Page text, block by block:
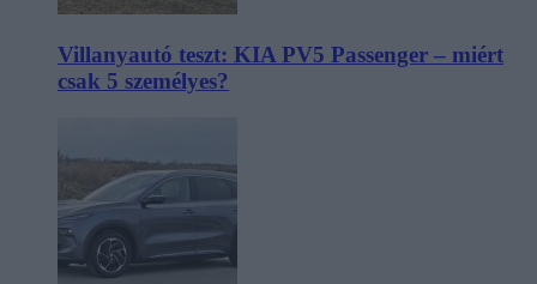
Villanyautó teszt: KIA PV5 Passenger – miért
csak 5 személyes?